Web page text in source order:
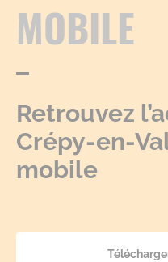
MOBILE
Retrouvez
Crépy-en-
mobile